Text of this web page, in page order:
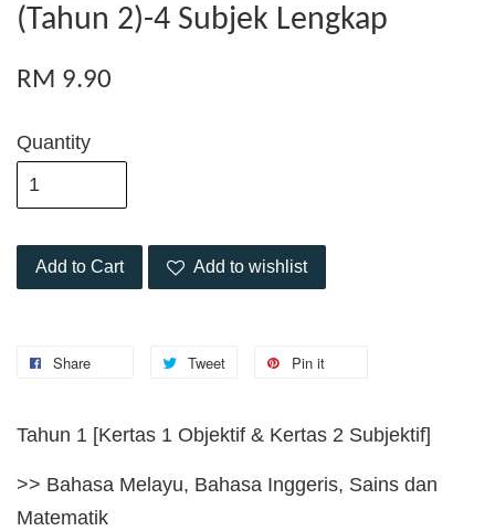
(Tahun 2)-4 Subjek Lengkap
RM 9.90
Quantity
Add to Cart Add to wishlist
Share Tweet Pin it
Tahun 1 [Kertas 1 Objektif & Kertas 2 Subjektif]
>> Bahasa Melayu, Bahasa Inggeris, Sains dan
Matematik